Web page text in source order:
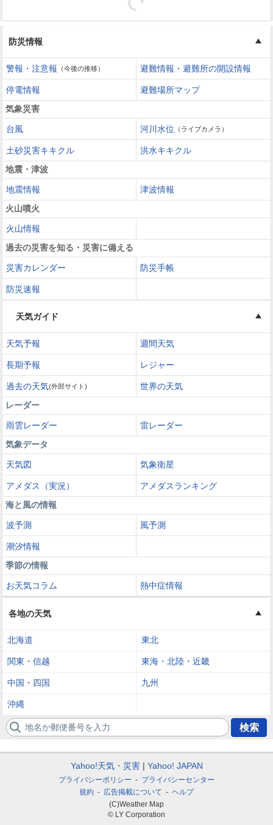
防災情報
警報・注意報 （今後の推移） 避難情報・避難所の開設情報
停電情報
避難場所マップ
気象災害
台風 河川水位 （ライブカメラ）
土砂災害キキクル
洪水キキクル
地震・津波
地震情報
津波情報
火山噴火
火山情報
過去の災害を知る・災害に備える
災害カレンダー 防災手帳
防災速報
天気ガイド
天気予報 週間天気
長期予報 レジャー
過去の天気(外部サイト)
世界の天気
レーダー
雨雲レーダー
雷レーダー
気象データ
天気図 気象衛星
アメダス（実況）
アメダスランキング
海と風の情報
波予測 風予測
潮汐情報
季節の情報
お天気コラム 熱中症情報
各地の天気
北海道 東北
関東・信越 東海・北陸・近畿
中国・四国 九州
沖縄
地名か郵便番号を入力 検索
Yahoo!天気・災害 Yahoo! JAPAN
プライバシーポリシー
プライバシーセンター
規約
広告掲載について
ヘルプ
(C)Weather Map
© LY Corporation